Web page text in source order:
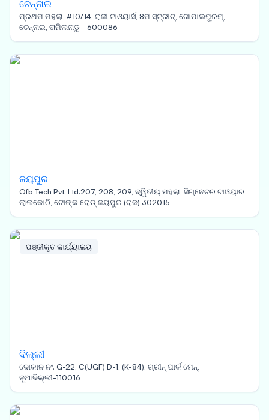
ଚେନ୍ନାଇ
ପ୍ରଥମ ମହଲା, #10/14, ରାଜୀ ଟାଓୟାର୍ସ, 8ମ ସ୍ଟ୍ରୀଟ୍, ଗୋପାଲପୁରମ୍,
ଚେନ୍ନାଇ, ତାମିଲନାଡୁ - 600086
ଜୟପୁର
Ofb Tech Pvt. Ltd.207, 208, 209, ଦ୍ୱିତୀୟ ମହଲା, ସିଗ୍ନେଚର ଟାଓୟାର
ଲାଲକୋଠି, ଟୋଙ୍କ ରୋଡ୍ ଜୟପୁର (ରାଜ) 302015
ପଞ୍ଜୀକୃତ କାର୍ଯ୍ୟାଳୟ
ଦିଲ୍ଲୀ
ଦୋକାନ ନଂ. G-22, C(UGF) D-1, (K-84), ଗ୍ରୀନ୍ ପାର୍କ ମେନ୍,
ନୂଆଦିଲ୍ଲୀ-110016